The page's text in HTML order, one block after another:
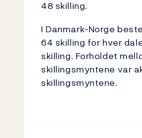
48 skilling.
I Danmark-Norge
64 skilling for hver
skilling. Forholdet
skillingsmyntene var
skillingsmyntene.